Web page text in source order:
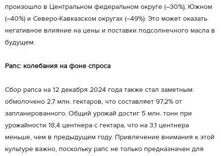
произошло в Центральном федеральном округе (–30%), Южном
(–40%) и Северо-Кавказском округах (–49%). Это может оказать
негативное влияние на цены и поставки подсолнечного масла в
будущем.
Рапс: колебания на фоне спроса
Сбор рапса на 12 декабря 2024 года также стал заметным:
обмолочено 2,7 млн. гектаров, что составляет 97,2% от
запланированного. Общий урожай достиг 5 млн. тонн при
урожайности 18,4 центнера с гектара, что на 3,1 центнера
меньше, чем в предыдущем году. Привлечение внимания к этой
культуре важно, поскольку рапс не только предназначен для